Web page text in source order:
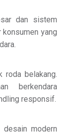
dan sistem
yang
roda belakang.
berkendara
responsif.
desain modern